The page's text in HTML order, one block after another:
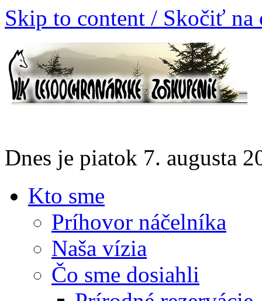
Skip to content / Skočiť na
Dnes je piatok 7. augusta
Kto sme
Príhovor náčelníka
Naša vízia
Čo sme dosiahli